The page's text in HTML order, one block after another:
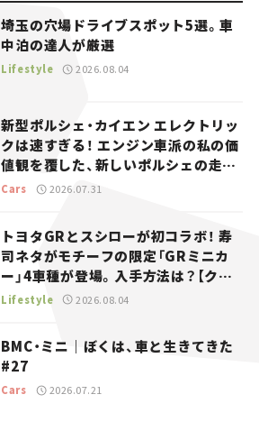
埼玉の穴場ドライブスポット5選。車
中泊の達人が厳選
Lifestyle 2026.08.04
新型ポルシェ・カイエン エレクトリッ
クは速すぎる！ エンジン車派の私の価
値観を覆した、新しいポルシェの走
り。
Cars 2026.07.31
トヨタGRとスシローが初コラボ！ 寿
司ネタがモチーフの限定「GRミニカ
ー」4車種が登場。入手方法は？【クル
マとホビー】
Lifestyle 2026.08.04
BMC・ミニ｜ぼくは、車と生きてきた
#27
Cars 2026.07.21